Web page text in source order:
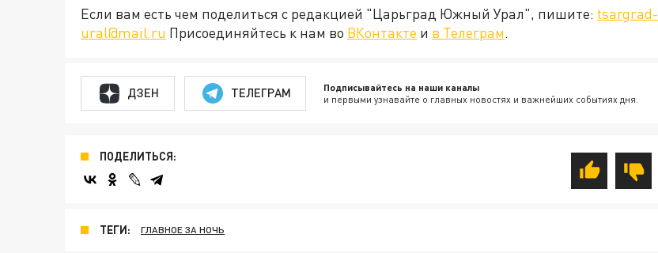
Если вам есть чем поделиться с редакцией "Царьград Южный Урал", пишите: tsargrad-
ural@mail.ru Присоединяйтесь к нам во ВКонтакте и в Телеграм.
ДЗЕН ТЕЛЕГРАМ Подписывайтесь на наши каналы
и первыми узнавайте о главных новостях и важнейших событиях дня.
ПОДЕЛИТЬСЯ:
ТЕГИ: ГЛАВНОЕ ЗА НОЧЬ